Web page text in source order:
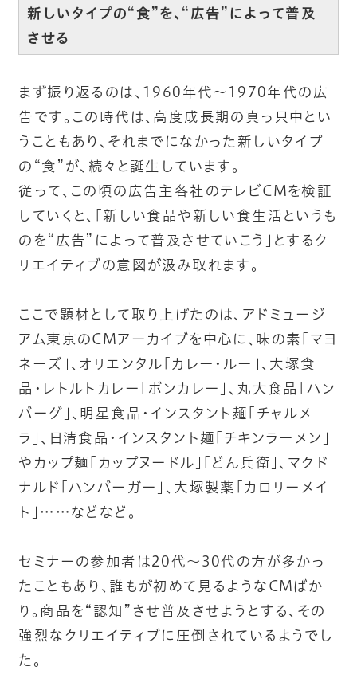
新しいタイプの“食”を、“広告”によって普及
させる
まず振り返るのは、1960年代～1970年代の広
告です。この時代は、高度成長期の真っ只中とい
うこともあり、それまでになかった新しいタイプ
の“食”が、続々と誕生しています。
従って、この頃の広告主各社のテレビCMを検証
していくと、「新しい食品や新しい食生活というも
のを“広告”によって普及させていこう」とするク
リエイティブの意図が汲み取れます。
ここで題材として取り上げたのは、アドミュージ
アム東京のCMアーカイブを中心に、味の素「マヨ
ネーズ」、オリエンタル「カレー・ルー」、大塚食
品・レトルトカレー「ボンカレー」、丸大食品「ハン
バーグ」、明星食品・インスタント麺「チャルメ
ラ」、日清食品・インスタント麺「チキンラーメン」
やカップ麺「カップヌードル」「どん兵衛」、マクド
ナルド「ハンバーガー」、大塚製薬「カロリーメイ
ト」……などなど。
セミナーの参加者は20代～30代の方が多かっ
たこともあり、誰もが初めて見るようなCMばか
り。商品を“認知”させ普及させようとする、その
強烈なクリエイティブに圧倒されているようでし
た。